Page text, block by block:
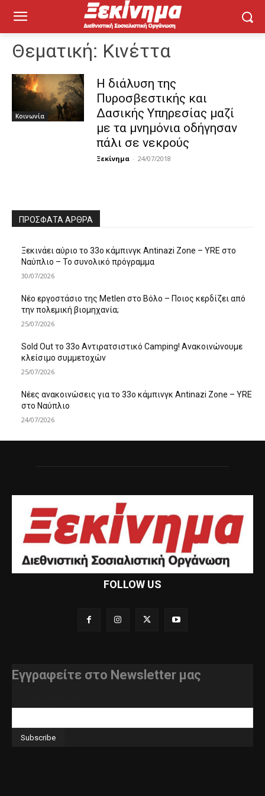
Θεματική: Κινέττα
Κοινωνία
Η διάλυση της
Πυροσβεστικής και
Δασικής Υπηρεσίας μαζί
με τα μνημόνια οδήγησαν
πάλι σε νεκρούς
Ξεκίνημα - 24/07/2018
ΠΡΌΣΦΑΤΑ ΆΡΘΡΑ
Ξεκινάει αύριο το 33ο κάμπινγκ Antinazi Zone – YRE στο
Ναύπλιο – Το συνολικό πρόγραμμα
30/07/2026
Νέο εργοστάσιο της Metlen στο Βόλο – Ποιος κερδίζει από
την πολεμική βιομηχανία;
25/07/2026
Sold Out το 33ο Αντιρατσιστικό Camping! Ανακοινώνουμε
κλείσιμο συμμετοχών
25/07/2026
Νέες ανακοινώσεις για το 33ο κάμπινγκ Antinazi Zone – YRE
στο Ναύπλιο
24/07/2026
FOLLOW US
Εγγραφείτε στο Newsletter μας